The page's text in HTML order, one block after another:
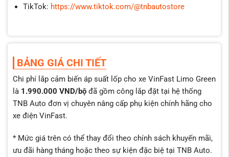
TikTok: https://www.tiktok.com/@tnbautostore
BẢNG GIÁ CHI TIẾT
Chi phí lắp cảm biến áp suất lốp cho xe VinFast Limo Green
là 1.990.000 VND/bộ đã gồm công lắp đặt tại hệ thống
TNB Auto đơn vị chuyên nâng cấp phụ kiện chính hãng cho
xe điện VinFast.
* Mức giá trên có thể thay đổi theo chính sách khuyến mãi,
ưu đãi hàng tháng hoặc theo sự kiện đặc biệ tại TNB Auto.